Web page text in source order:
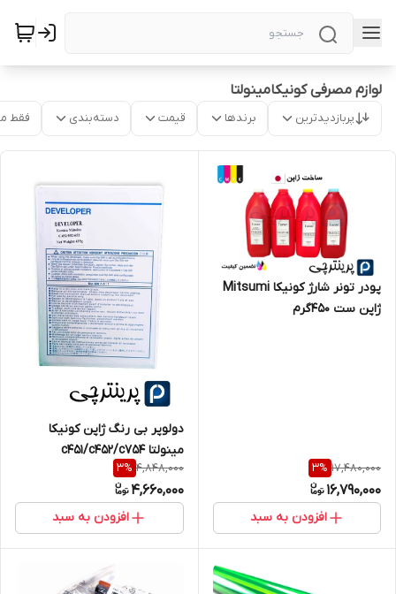
لوازم مصرفی کونیکامینولتا
پربازدیدترین برندها قیمت دسته‌بندی فقط
پودر تونر شارژ کونیکا Mitsumi
ژاپن ست ۴۵۰گرم
17,480,000
3%
16,790,000
افزودن به سبد
دولوپر بی رنگ ژاپن کونیکا
مینولتا c451/c452/c754
4,848,000
3%
4,660,000
افزودن به سبد